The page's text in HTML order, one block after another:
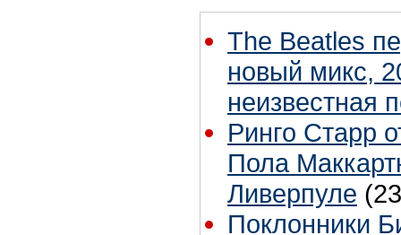
The Beatles
новый микс,
неизвестная
Ринго Старр
Пола
Ливерпуле
Поклонники